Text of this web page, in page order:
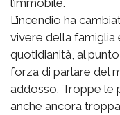
L’incendio ha
vivere della famiglia
quotidianità, al
forza di parlare del
addosso. Troppe le
anche ancora